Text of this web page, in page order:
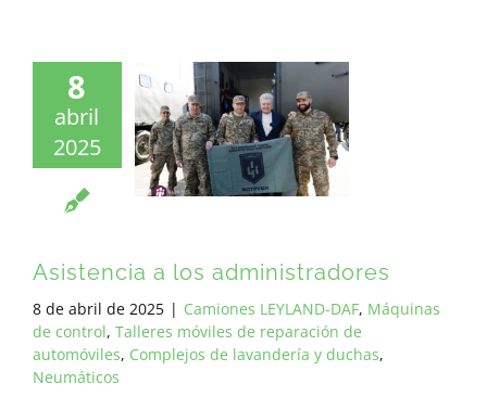
8
abril
2025
Asistencia a los administradores
8 de abril de 2025 | Camiones LEYLAND-DAF, Máquinas
de control, Talleres móviles de reparación de
automóviles, Complejos de lavandería y duchas,
Neumáticos